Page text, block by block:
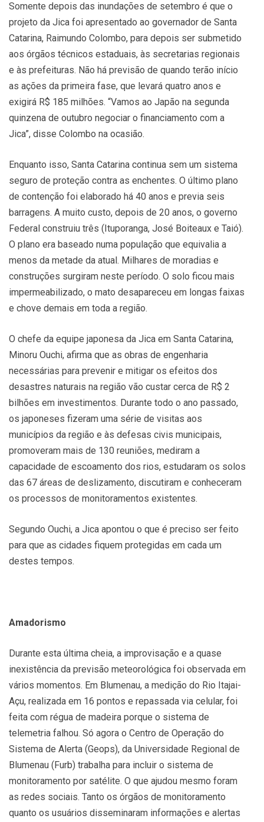
Somente depois das inundações de setembro é que o
projeto da Jica foi apresentado ao governador de Santa
Catarina, Raimundo Colombo, para depois ser submetido
aos órgãos técnicos estaduais, às secretarias regionais
e às prefeituras. Não há previsão de quando terão início
as ações da primeira fase, que levará quatro anos e
exigirá R$ 185 milhões. “Vamos ao Japão na segunda
quinzena de outubro negociar o financiamento com a
Jica”, disse Colombo na ocasião.
Enquanto isso, Santa Catarina continua sem um sistema
seguro de proteção contra as enchentes. O último plano
de contenção foi elaborado há 40 anos e previa seis
barragens. A muito custo, depois de 20 anos, o governo
Federal construiu três (Ituporanga, José Boiteaux e Taió).
O plano era baseado numa população que equivalia a
menos da metade da atual. Milhares de moradias e
construções surgiram neste período. O solo ficou mais
impermeabilizado, o mato desapareceu em longas faixas
e chove demais em toda a região.
O chefe da equipe japonesa da Jica em Santa Catarina,
Minoru Ouchi, afirma que as obras de engenharia
necessárias para prevenir e mitigar os efeitos dos
desastres naturais na região vão custar cerca de R$ 2
bilhões em investimentos. Durante todo o ano passado,
os japoneses fizeram uma série de visitas aos
municípios da região e às defesas civis municipais,
promoveram mais de 130 reuniões, mediram a
capacidade de escoamento dos rios, estudaram os solos
das 67 áreas de deslizamento, discutiram e conheceram
os processos de monitoramentos existentes.
Segundo Ouchi, a Jica apontou o que é preciso ser feito
para que as cidades fiquem protegidas em cada um
destes tempos.
Amadorismo
Durante esta última cheia, a improvisação e a quase
inexistência da previsão meteorológica foi observada em
vários momentos. Em Blumenau, a medição do Rio Itajai-
Açu, realizada em 16 pontos e repassada via celular, foi
feita com régua de madeira porque o sistema de
telemetria falhou. Só agora o Centro de Operação do
Sistema de Alerta (Geops), da Universidade Regional de
Blumenau (Furb) trabalha para incluir o sistema de
monitoramento por satélite. O que ajudou mesmo foram
as redes sociais. Tanto os órgãos de monitoramento
quanto os usuários disseminaram informações e alertas